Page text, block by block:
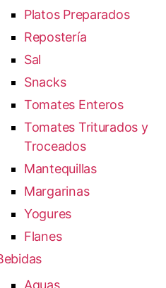
Platos Preparados
Repostería
Sal
Snacks
Tomates Enteros
Tomates Triturados y
Troceados
Mantequillas
Margarinas
Yogures
Flanes
Aguas